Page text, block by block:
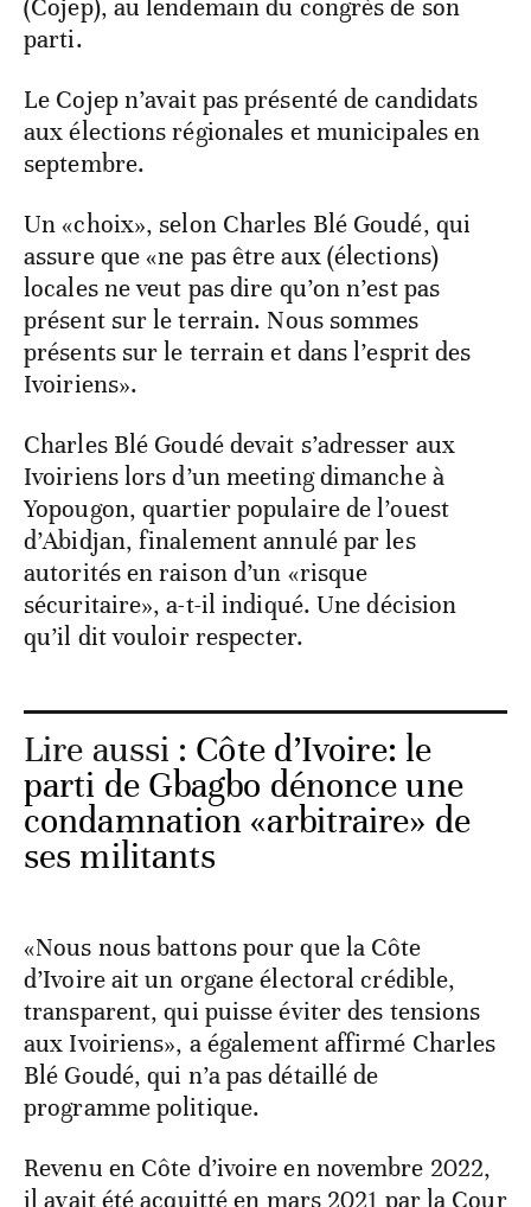
(Cojep), au lendemain du congrès de son
parti.
Le Cojep n’avait pas présenté de candidats
aux élections régionales et municipales en
septembre.
Un «choix», selon Charles Blé Goudé, qui
assure que «ne pas être aux (élections)
locales ne veut pas dire qu’on n’est pas
présent sur le terrain. Nous sommes
présents sur le terrain et dans l’esprit des
Ivoiriens».
Charles Blé Goudé devait s’adresser aux
Ivoiriens lors d’un meeting dimanche à
Yopougon, quartier populaire de l’ouest
d’Abidjan, finalement annulé par les
autorités en raison d’un «risque
sécuritaire», a-t-il indiqué. Une décision
qu’il dit vouloir respecter.
Lire aussi : Côte d’Ivoire: le
parti de Gbagbo dénonce une
condamnation «arbitraire» de
ses militants
«Nous nous battons pour que la Côte
d’Ivoire ait un organe électoral crédible,
transparent, qui puisse éviter des tensions
aux Ivoiriens», a également affirmé Charles
Blé Goudé, qui n’a pas détaillé de
programme politique.
Revenu en Côte d’ivoire en novembre 2022,
il avait été acquitté en mars 2021 par la Cour